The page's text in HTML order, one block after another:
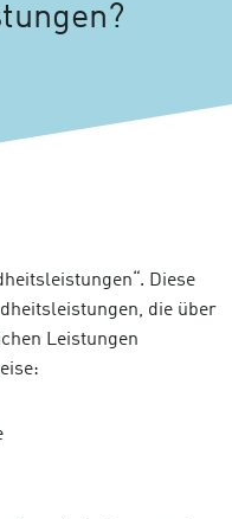
Diese
die über
Leistungen